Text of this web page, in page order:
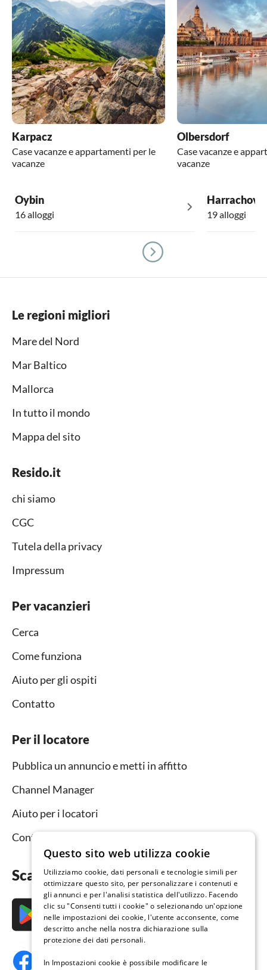
Karpacz
Case vacanze e appartamenti per le
vacanze
Olbersdorf
Case vacanze e
vacanze
Oybin
16 alloggi
Harrachov
19 alloggi
Le regioni migliori
Mare del Nord
Mar Baltico
Mallorca
In tutto il mondo
Mappa del sito
Resido.it
chi siamo
CGC
Tutela della privacy
Impressum
Per vacanzieri
Cerca
Come funziona
Aiuto per gli ospiti
Contatto
Per il locatore
Pubblica un annuncio e metti in affitto
Channel Manager
Aiuto per i locatori
Contatto
Scarica subito l’app
Questo sito web utilizza cookie
Utilizziamo cookie, dati personali e tecnologie simili per
ottimizzare questo sito, per personalizzare i contenuti e
gli annunci e per l'analisi statistica dell'utilizzo. Facendo
clic su "Consenti tutti i cookie" o selezionando un'opzione
nelle impostazioni dei cookie, l'utente acconsente, come
descritto anche nella nostra dichiarazione sulla
protezione dei dati personali.
In Impostazioni cookie è possibile modificare le